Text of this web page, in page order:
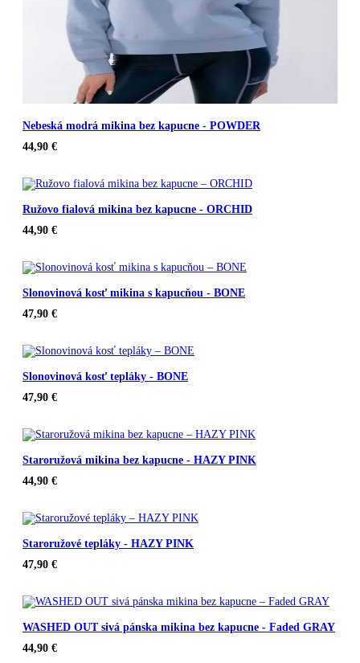
Nebeská modrá mikina bez kapucne - POWDER
44,90 €
Ružovo fialová mikina bez kapucne - ORCHID
44,90 €
Slonovinová kosť mikina s kapucňou - BONE
47,90 €
Slonovinová kosť tepláky - BONE
47,90 €
Staroružová mikina bez kapucne - HAZY PINK
44,90 €
Staroružové tepláky - HAZY PINK
47,90 €
WASHED OUT sivá pánska mikina bez kapucne - Faded GRAY
44,90 €